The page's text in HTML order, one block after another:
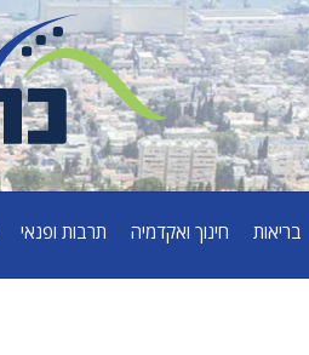
בריאות חינוך ואקדמיה תרבות ופנאי